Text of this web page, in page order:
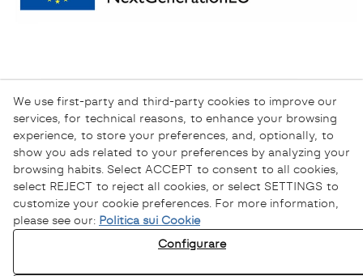
Informativa sulla Privacy
We use first-party and third-party cookies to improve our
services, for technical reasons, to enhance your browsing
experience, to store your preferences, and, optionally, to
show you ads related to your preferences by analyzing your
browsing habits. Select ACCEPT to consent to all cookies,
select REJECT to reject all cookies, or select SETTINGS to
customize your cookie preferences. For more information,
please see our: Politica sui Cookie
Configurare